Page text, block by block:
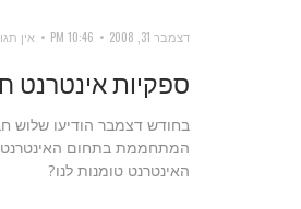
דצמבר 31, 2008 10:46 PM אין
ספקיות אינטרנט
בחודש דצמבר הודיעו שלוש
המתחממת בתחום האינטרנט
האינטרנט טומנות לנו?